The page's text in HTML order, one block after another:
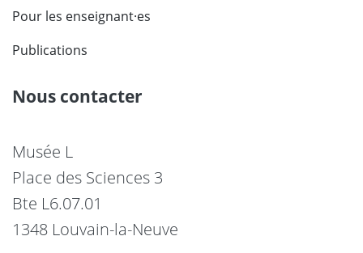
Pour les enseignant·es
Publications
Nous contacter
Musée L
Place des Sciences 3
Bte L6.07.01
1348 Louvain-la-Neuve